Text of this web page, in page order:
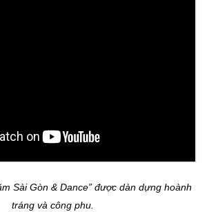
Sài Gòn & Dance” được dàn dựng hoành
tráng và công phu.